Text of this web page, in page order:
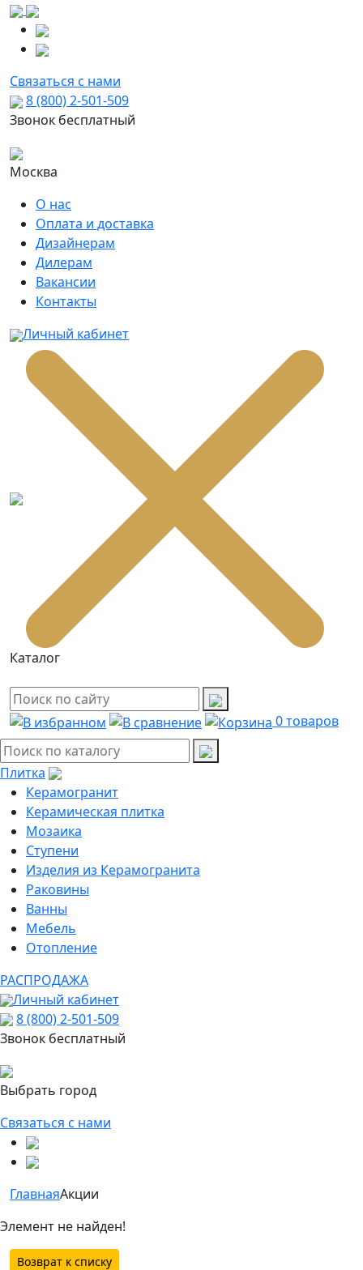
Связаться с нами
8 (800) 2-501-509
Звонок бесплатный
Москва
О нас
Оплата и доставка
Дизайнерам
Дилерам
Вакансии
Контакты
Личный кабинет
Каталог
0товаров
Плитка
Керамогранит
Керамическая плитка
Мозаика
Ступени
Изделия из Керамогранита
Раковины
Ванны
Мебель
Отопление
РАСПРОДАЖА
Личный кабинет
8 (800) 2-501-509
Звонок бесплатный
Выбрать город
Связаться с нами
ГлавнаяАкции
Элемент не найден!
Возврат к списку